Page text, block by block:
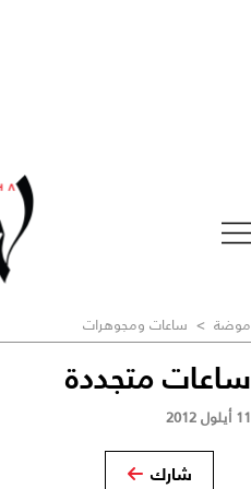
موضة > ساعات ومجوهرات
ساعات متجددة
11 أيلول 2012
شارك